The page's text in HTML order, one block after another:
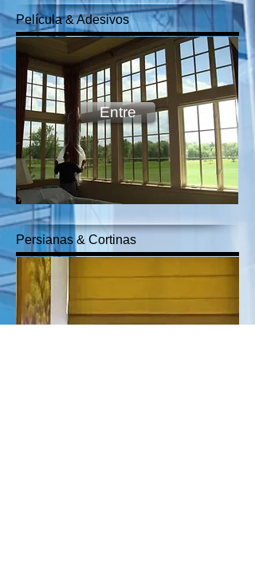
Película & Adesivos
Entre
Persianas & Cortinas